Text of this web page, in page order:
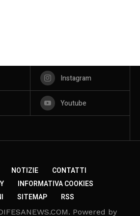
Instagram
Youtube
NOTIZIE
CONTATTI
INFORMATIVA COOKIES
SITEMAP RSS
Powered by